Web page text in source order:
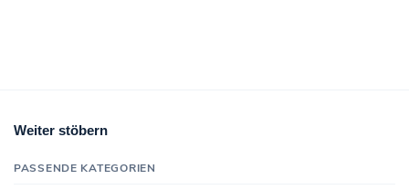
Weiter stöbern
PASSENDE KATEGORIEN